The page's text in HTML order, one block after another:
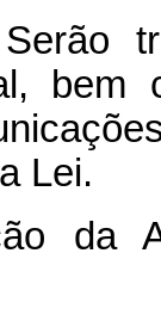
bem
Lei.
da